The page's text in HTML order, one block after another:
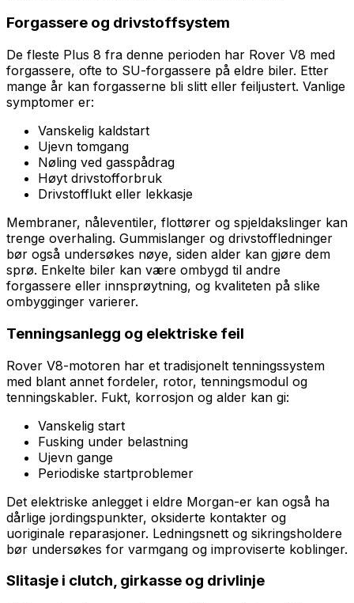
Forgassere og drivstoffsystem
De fleste Plus 8 fra denne perioden har Rover V8 med
forgassere, ofte to SU-forgassere på eldre biler. Etter
mange år kan forgasserne bli slitt eller feiljustert. Vanlige
symptomer er:
Vanskelig kaldstart
Ujevn tomgang
Nøling ved gasspådrag
Høyt drivstofforbruk
Drivstofflukt eller lekkasje
Membraner, nåleventiler, flottører og spjeldakslinger kan
trenge overhaling. Gummislanger og drivstoffledninger
bør også undersøkes nøye, siden alder kan gjøre dem
sprø. Enkelte biler kan være ombygd til andre
forgassere eller innsprøytning, og kvaliteten på slike
ombygginger varierer.
Tenningsanlegg og elektriske feil
Rover V8-motoren har et tradisjonelt tenningssystem
med blant annet fordeler, rotor, tenningsmodul og
tenningskabler. Fukt, korrosjon og alder kan gi:
Vanskelig start
Fusking under belastning
Ujevn gange
Periodiske startproblemer
Det elektriske anlegget i eldre Morgan-er kan også ha
dårlige jordingspunkter, oksiderte kontakter og
uoriginale reparasjoner. Ledningsnett og sikringsholdere
bør undersøkes for varmgang og improviserte koblinger.
Slitasje i clutch, girkasse og drivlinje